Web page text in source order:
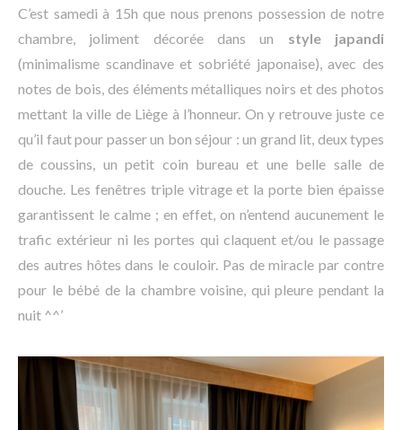
C’est samedi à 15h que nous prenons possession de notre
chambre, joliment décorée dans un style japandi
(minimalisme scandinave et sobriété japonaise), avec des
notes de bois, des éléments métalliques noirs et des photos
mettant la ville de Liège à l’honneur. On y retrouve juste ce
qu’il faut pour passer un bon séjour : un grand lit, deux types
de coussins, un petit coin bureau et une belle salle de
douche. Les fenêtres triple vitrage et la porte bien épaisse
garantissent le calme ; en effet, on n’entend aucunement le
trafic extérieur ni les portes qui claquent et/ou le passage
des autres hôtes dans le couloir. Pas de miracle par contre
pour le bébé de la chambre voisine, qui pleure pendant la
nuit ^^’